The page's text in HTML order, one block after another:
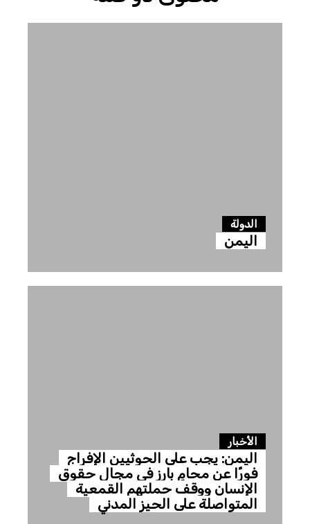
الدولة
اليمن
الأخبار
اليمن: يجب على الحوثيين الإفراج
فورًا عن محامٍ بارز في مجال حقوق
الإنسان ووقف حملتهم القمعية
المتواصلة على الحيز المدني